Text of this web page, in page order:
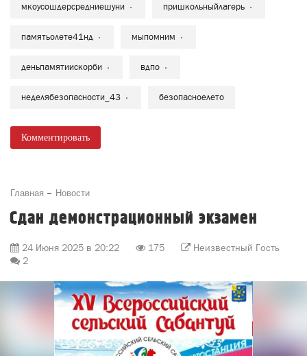
мкоусошдерсредниешуни пришкольныйлагерь
памятьолете41нд мыпомним
деньпамятиискорби вдпо
неделябезопасности_43 безопасноелето
Комментировать
Главная Новости
Сдан демонстрационный экзамен
24 Июня 2025 в 20:22 175
Неизвестный Гость
2